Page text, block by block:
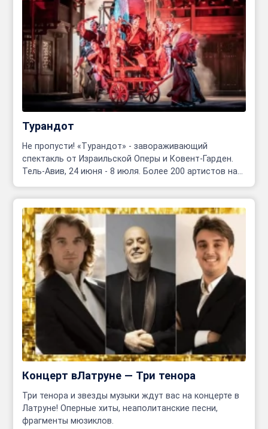
Турандот
Не пропусти! «Турандот» - завораживающий
спектакль от Израильской Оперы и Ковент-Гарден.
Тель-Авив, 24 июня - 8 июля. Более 200 артистов на
Концерт вЛатруне — Три тенора
Три тенора и звезды музыки ждут вас на концерте в
Латруне! Оперные хиты, неаполитанские песни,
фрагменты мюзиклов.